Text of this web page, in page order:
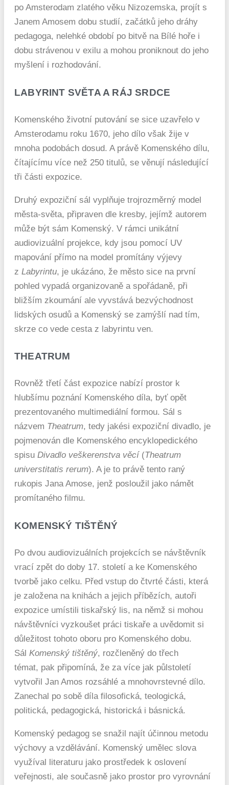
po Amsterodam zlatého věku Nizozemska, projít s
Janem Amosem dobu studií, začátků jeho dráhy
pedagoga, nelehké období po bitvě na Bílé hoře i
dobu strávenou v exilu a mohou proniknout do jeho
myšlení i rozhodování.
LABYRINT SVĚTA A RÁJ SRDCE
Komenského životní putování se sice uzavřelo v
Amsterodamu roku 1670, jeho dílo však žije v
mnoha podobách dosud. A právě Komenského dílu,
čítajícímu více než 250 titulů, se věnují následující
tři části expozice.
Druhý expoziční sál vyplňuje trojrozměrný model
města-světa, připraven dle kresby, jejímž autorem
může být sám Komenský. V rámci unikátní
audiovizuální projekce, kdy jsou pomocí UV
mapování přímo na model promítány výjevy
z Labyrintu, je ukázáno, že město sice na první
pohled vypadá organizovaně a spořádaně, při
bližším zkoumání ale vyvstává bezvýchodnost
lidských osudů a Komenský se zamýšlí nad tím,
skrze co vede cesta z labyrintu ven.
THEATRUM
Rovněž třetí část expozice nabízí prostor k
hlubšímu poznání Komenského díla, byť opět
prezentovaného multimediální formou. Sál s
názvem Theatrum, tedy jakési expoziční divadlo, je
pojmenován dle Komenského encyklopedického
spisu Divadlo veškerenstva věcí (Theatrum
universtitatis rerum). A je to právě tento raný
rukopis Jana Amose, jenž posloužil jako námět
promítaného filmu.
KOMENSKÝ TIŠTĚNÝ
Po dvou audiovizuálních projekcích se návštěvník
vrací zpět do doby 17. století a ke Komenského
tvorbě jako celku. Před vstup do čtvrté části, která
je založena na knihách a jejich příbězích, autoři
expozice umístili tiskařský lis, na němž si mohou
návštěvníci vyzkoušet práci tiskaře a uvědomit si
důležitost tohoto oboru pro Komenského dobu.
Sál Komenský tištěný, rozčleněný do třech
témat, pak připomíná, že za více jak půlstoletí
vytvořil Jan Amos rozsáhlé a mnohovrstevné dílo.
Zanechal po sobě díla filosofická, teologická,
politická, pedagogická, historická i básnická.
Komenský pedagog se snažil najít účinnou metodu
výchovy a vzdělávání. Komenský umělec slova
využíval literaturu jako prostředek k oslovení
veřejnosti, ale současně jako prostor pro vyrovnání